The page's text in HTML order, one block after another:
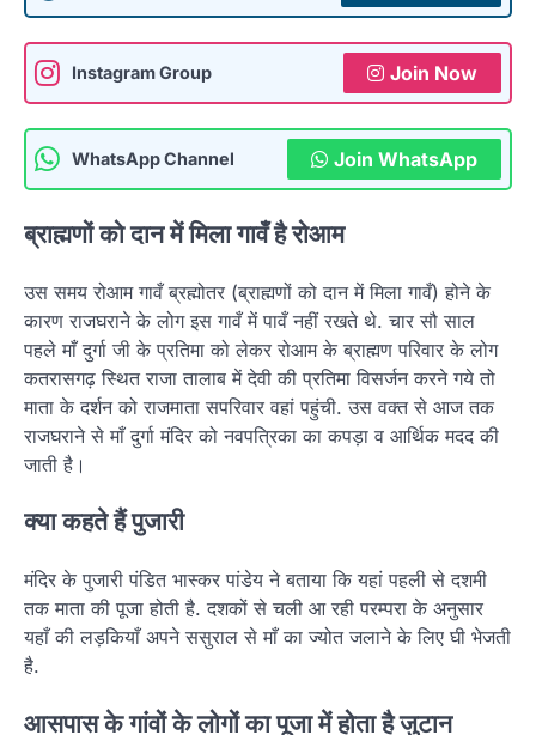
Instagram Group Join Now
WhatsApp Channel Join WhatsApp
ब्राह्मणों को दान में मिला गावँ है रोआम
उस समय रोआम गावँ ब्रह्मोतर (ब्राह्मणों को दान में मिला गावँ) होने के
कारण राजघराने के लोग इस गावँ में पावँ नहीं रखते थे. चार सौ साल
पहले माँ दुर्गा जी के प्रतिमा को लेकर रोआम के ब्राह्मण परिवार के लोग
कतरासगढ़ स्थित राजा तालाब में देवी की प्रतिमा विसर्जन करने गये तो
माता के दर्शन को राजमाता सपरिवार वहां पहुंची. उस वक्त से आज तक
राजघराने से माँ दुर्गा मंदिर को नवपत्रिका का कपड़ा व आर्थिक मदद की
जाती है।
क्या कहते हैं पुजारी
मंदिर के पुजारी पंडित भास्कर पांडेय ने बताया कि यहां पहली से दशमी
तक माता की पूजा होती है. दशकों से चली आ रही परम्परा के अनुसार
यहाँ की लड़कियाँ अपने ससुराल से माँ का ज्योत जलाने के लिए घी भेजती
है.
आसपास के गांवों के लोगों का पूजा में होता है जुटान